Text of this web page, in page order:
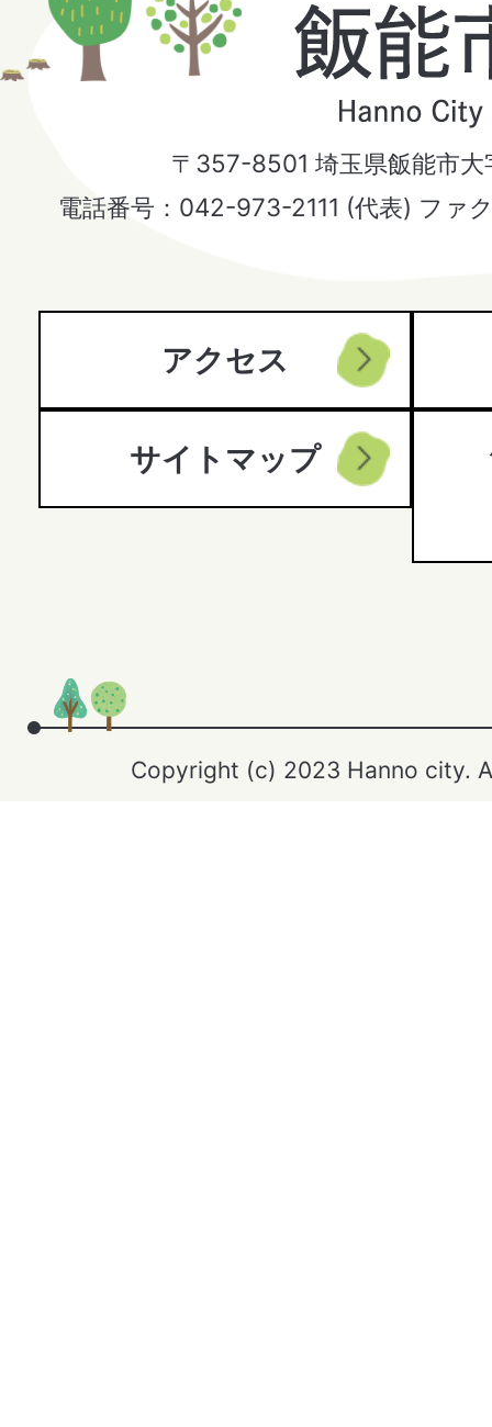
飯
能
Hanno
〒357-8501 埼玉県飯能市大
電話番号：042-973-2111 (代表) ファ
アクセス
サイトマップ
Copyright (c) 2023 Hanno city.